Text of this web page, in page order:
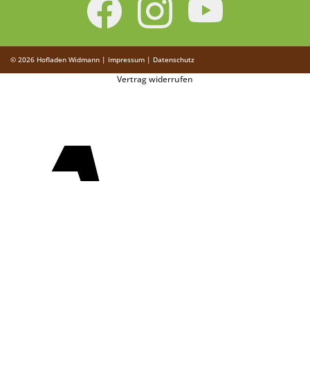
© 2026 Hofladen Widmann | Impressum | Datenschutz
Vertrag widerrufen